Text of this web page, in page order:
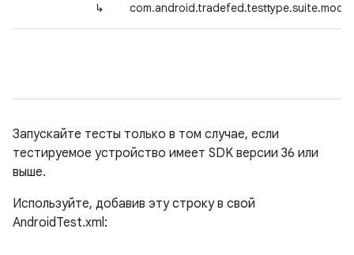
↳
Запускайте тесты только в том случае, если
тестируемое устройство имеет SDK версии 36 или
выше.
Используйте, добавив эту строку в свой
AndroidTest.xml: